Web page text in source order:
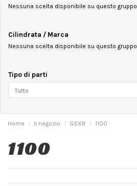
Nessuna scelta disponibile su questo gruppo
Cilindrata / Marca
Nessuna scelta disponibile su questo gruppo
Tipo di parti
Home Il negozio GSXR 1100
1100